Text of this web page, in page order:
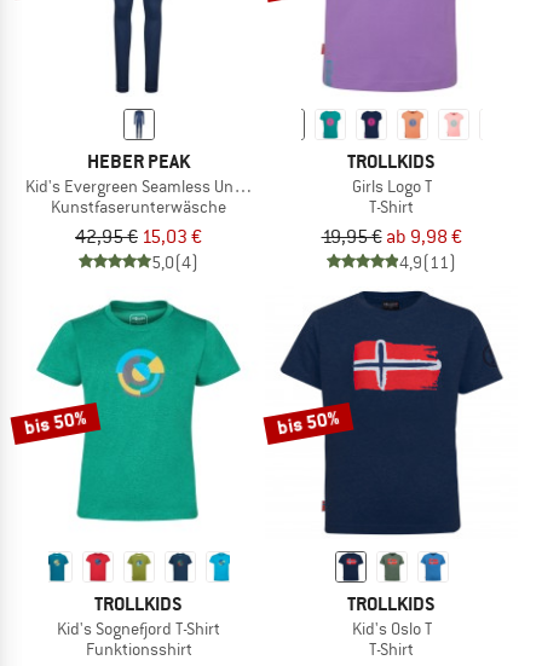
HEBER PEAK
Kid's Evergreen Seamless Underwear Set
Kunstfaserunterwäsche
42,95 € 15,03 €
5,0(4)
TROLLKIDS
Girls Logo T
T-Shirt
19,95 € ab 9,98 €
4,9(11)
bis 50%
TROLLKIDS
Kid's Sognefjord T-Shirt
Funktionsshirt
bis 50%
TROLLKIDS
Kid's Oslo T
T-Shirt